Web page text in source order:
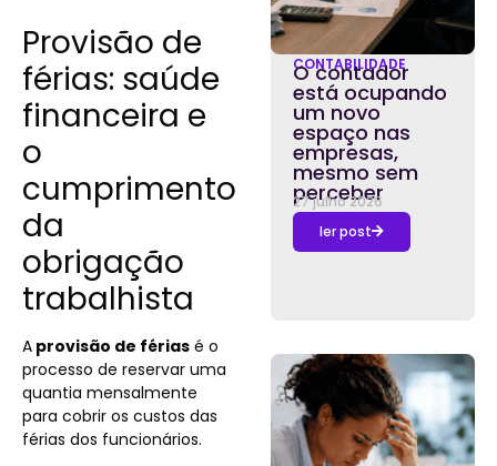
Provisão de
férias: saúde
financeira e
o
cumprimento
da
obrigação
trabalhista
A provisão de férias é o
processo de reservar uma
quantia mensalmente
para cobrir os custos das
férias dos funcionários.
CONTABILIDADE
O contador
está ocupando
um novo
espaço nas
empresas,
mesmo sem
perceber
27 julho 2026
ler post